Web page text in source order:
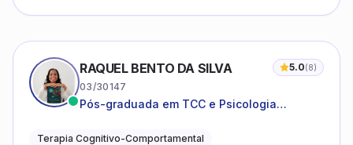
RAQUEL BENTO DA SILVA 5.0(8)
03/30147
Pós-graduada em TCC e Psicologia
Terapia Cognitivo-Comportamental